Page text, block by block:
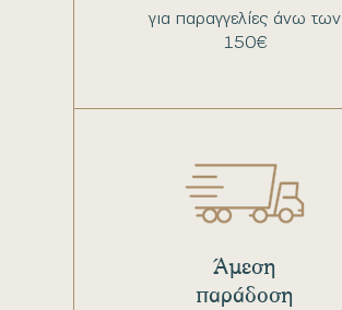
για παραγγελίες άνω των
150€
Άμεση
παράδοση